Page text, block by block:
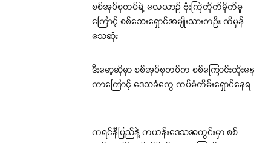
စစ်အုပ်စုတပ်ရဲ့ လေယာဉ် ဗုံးကြဲတိုက်ခိုက်မှု
ကြောင့် စစ်ဘေးရှောင်အမျိုးသားတဦး ထိမှန်
သေဆုံး
ဒီးမော့ဆိုမှာ စစ်အုပ်စုတပ်က စစ်ကြောင်းထိုးနေ
တာကြောင့် ဒေသခံတွေ ထပ်မံတိမ်းရှောင်နေရ
ကရင်နီပြည်နဲ့ ကယန်းဒေသအတွင်းမှာ စစ်